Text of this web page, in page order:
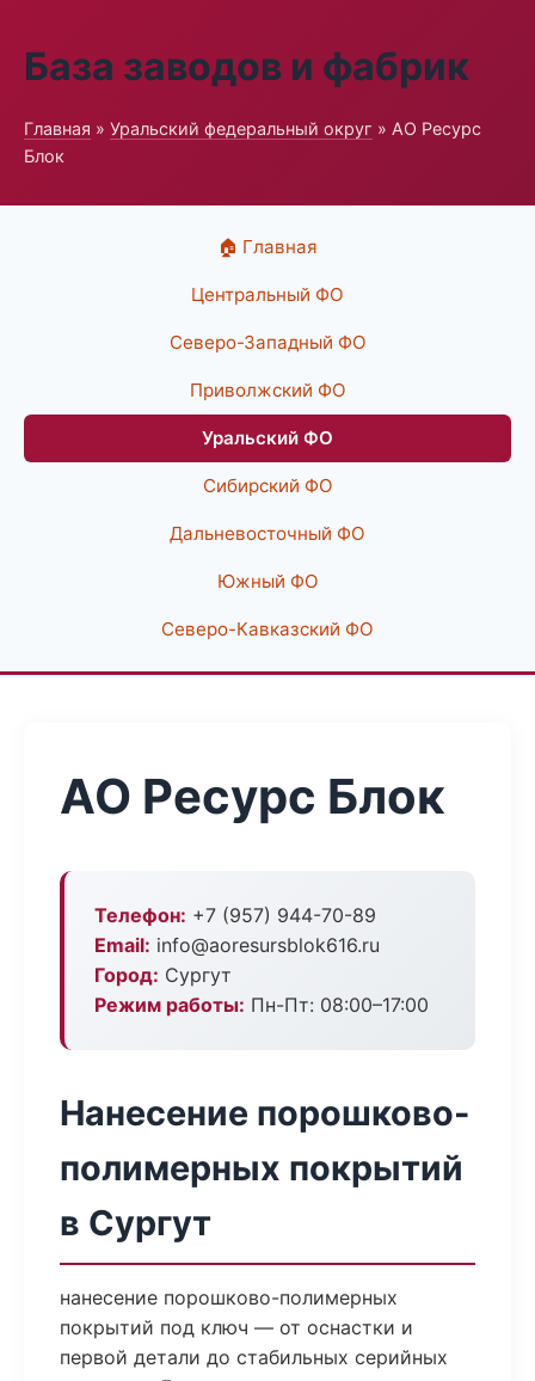
База заводов и фабрик
Главная » Уральский федеральный округ » АО Ресурс
Блок
🏠 Главная
Центральный ФО
Северо-Западный ФО
Приволжский ФО
Уральский ФО
Сибирский ФО
Дальневосточный ФО
Южный ФО
Северо-Кавказский ФО
АО Ресурс Блок
Телефон: +7 (957) 944-70-89
Email: info@aoresursblok616.ru
Город: Сургут
Режим работы: Пн-Пт: 08:00–17:00
Нанесение порошково-
полимерных покрытий
в Сургут
нанесение порошково-полимерных
покрытий под ключ — от оснастки и
первой детали до стабильных серийных